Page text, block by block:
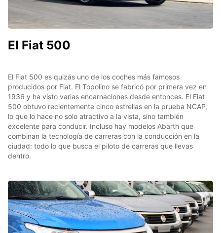
El Fiat 500
El Fiat 500 es quizás uno de los coches más famosos
producidos por Fiat. El Topolino se fabricó por primera vez en
1936 y ha visto varias encarnaciones desde entonces. El Fiat
500 obtuvo recientemente cinco estrellas en la prueba NCAP,
lo que lo hace no solo atractivo a la vista, sino también
excelente para conducir. Incluso hay modelos Abarth que
combinan la tecnología de carreras con la conducción en la
ciudad: todo lo que busca el piloto de carreras que llevas
dentro.